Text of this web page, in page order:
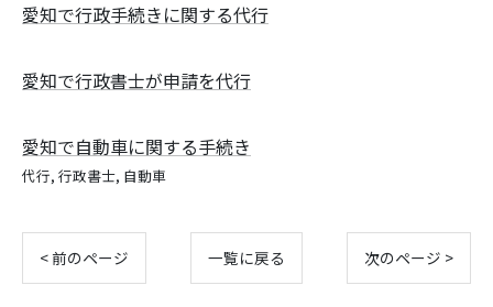
愛知で行政手続きに関する代行
愛知で行政書士が申請を代行
愛知で自動車に関する手続き
代行 行政書士 自動車
< 前のページ 一覧に戻る 次のページ >